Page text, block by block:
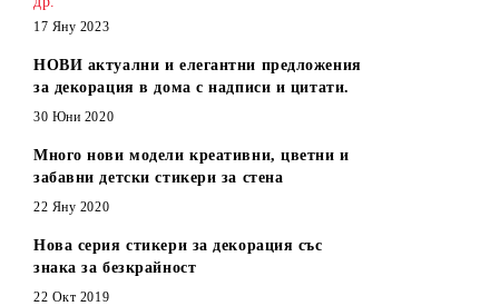
17 Яну 2023
НОВИ актуални и елегантни предложения
за декорация в дома с надписи и цитати.
30 Юни 2020
Много нови модели креативни, цветни и
забавни детски стикери за стена
22 Яну 2020
Нова серия стикери за декорация със
знака за безкрайност
22 Окт 2019